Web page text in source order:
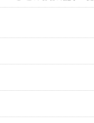
人で抱え込まず、ぜ